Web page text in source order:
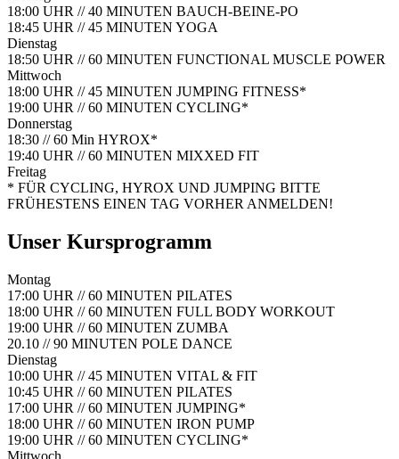
18:00 UHR // 40 MINUTEN BAUCH-BEINE-PO
18:45 UHR // 45 MINUTEN YOGA
Dienstag
18:50 UHR // 60 MINUTEN FUNCTIONAL MUSCLE POWER
Mittwoch
18:00 UHR // 45 MINUTEN JUMPING FITNESS*
19:00 UHR // 60 MINUTEN CYCLING*
Donnerstag
18:30 // 60 Min HYROX*
19:40 UHR // 60 MINUTEN MIXXED FIT
Freitag
* FÜR CYCLING, HYROX UND JUMPING BITTE
FRÜHESTENS EINEN TAG VORHER ANMELDEN!
Unser Kursprogramm
Montag
17:00 UHR // 60 MINUTEN PILATES
18:00 UHR // 60 MINUTEN FULL BODY WORKOUT
19:00 UHR // 60 MINUTEN ZUMBA
20.10 // 90 MINUTEN POLE DANCE
Dienstag
10:00 UHR // 45 MINUTEN VITAL & FIT
10:45 UHR // 60 MINUTEN PILATES
17:00 UHR // 60 MINUTEN JUMPING*
18:00 UHR // 60 MINUTEN IRON PUMP
19:00 UHR // 60 MINUTEN CYCLING*